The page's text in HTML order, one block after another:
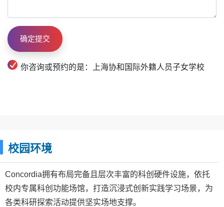
你咨询或预约的是：上海协和国际外籍人员子女学校
校园环境
Concordia拥有布局完备且层次丰富的科创硬件设施，依托
校内专属科创功能场馆，打造沉浸式创新实践学习场景，为
各类科研探索活动提供坚实场地支撑。